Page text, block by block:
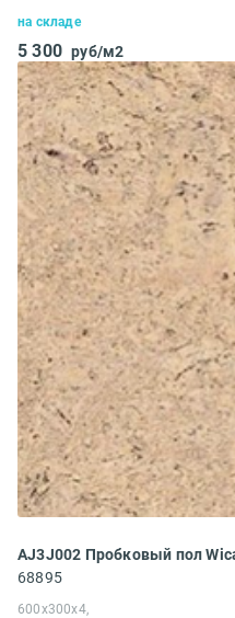
на складе
5 300 руб/м2
68895
600x300x4,